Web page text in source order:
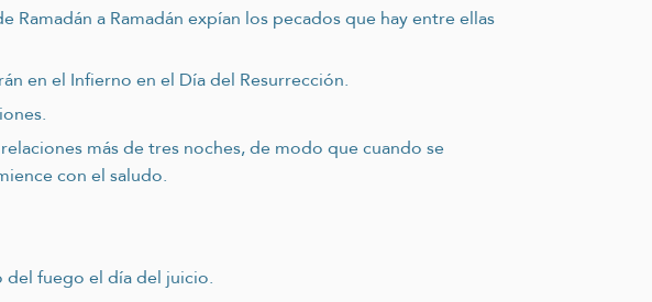
Ramadán a Ramadán expían los pecados que hay entre ellas
en el Infierno en el Día del Resurrección.
más de tres noches, de modo que cuando se
con el saludo.
fuego el día del juicio.